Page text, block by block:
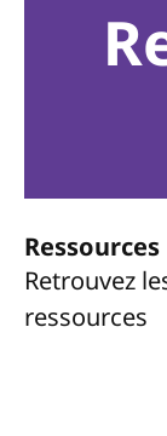
Ressources
Retrouvez
ressources